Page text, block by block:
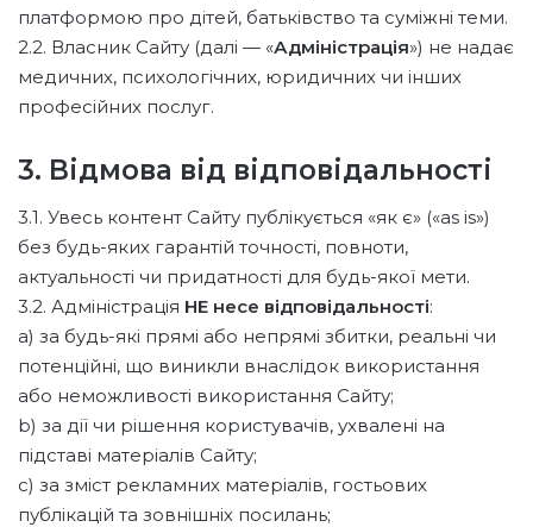
платформою про дітей, батьківство та суміжні теми.
2.2. Власник Сайту (далі — «Адміністрація») не надає
медичних, психологічних, юридичних чи інших
професійних послуг.
3. Відмова від відповідальності
3.1. Увесь контент Сайту публікується «як є» («as is»)
без будь-яких гарантій точності, повноти,
актуальності чи придатності для будь-якої мети.
3.2. Адміністрація НЕ несе відповідальності:
a) за будь-які прямі або непрямі збитки, реальні чи
потенційні, що виникли внаслідок використання
або неможливості використання Сайту;
b) за дії чи рішення користувачів, ухвалені на
підставі матеріалів Сайту;
c) за зміст рекламних матеріалів, гостьових
публікацій та зовнішніх посилань;